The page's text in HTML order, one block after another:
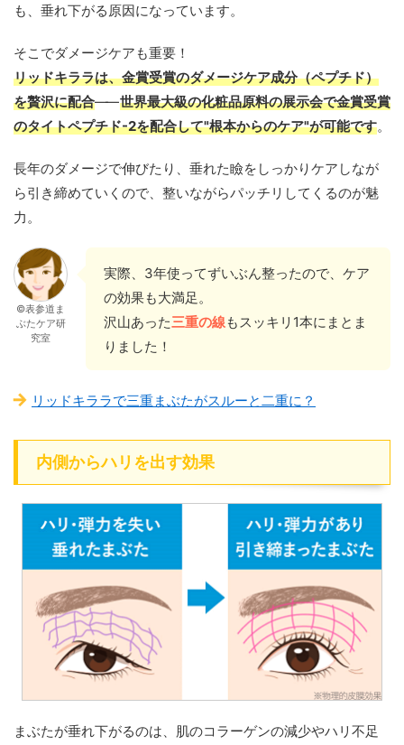
も、垂れ下がる原因になっています。
そこでダメージケアも重要！
リッドキララは、金賞受賞のダメージケア成分（ペプチド）
を贅沢に配合—— 世界最大級の化粧品原料の展示会で金賞受賞
のタイトペプチド-2を配合して"根本からのケア"が可能です。
長年のダメージで伸びたり、垂れた瞼をしっかりケアしなが
ら引き締めていくので、整いながらパッチリしてくるのが魅
力。
©表参道ま
ぶたケア研
究室
実際、3年使ってずいぶん整ったので、ケア
の効果も大満足。
沢山あった三重の線もスッキリ1本にまとま
りました！
リッドキララで三重まぶたがスルーと二重に？
内側からハリを出す効果
まぶたが垂れ下がるのは、肌のコラーゲンの減少やハリ不足